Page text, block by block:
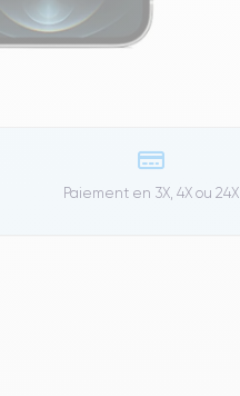
Paiement en 3X, 4X ou 24X